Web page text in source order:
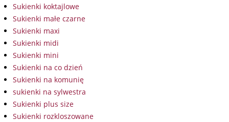
Sukienki koktajlowe
Sukienki małe czarne
Sukienki maxi
Sukienki midi
Sukienki mini
Sukienki na co dzień
Sukienki na komunię
sukienki na sylwestra
Sukienki plus size
Sukienki rozkloszowane